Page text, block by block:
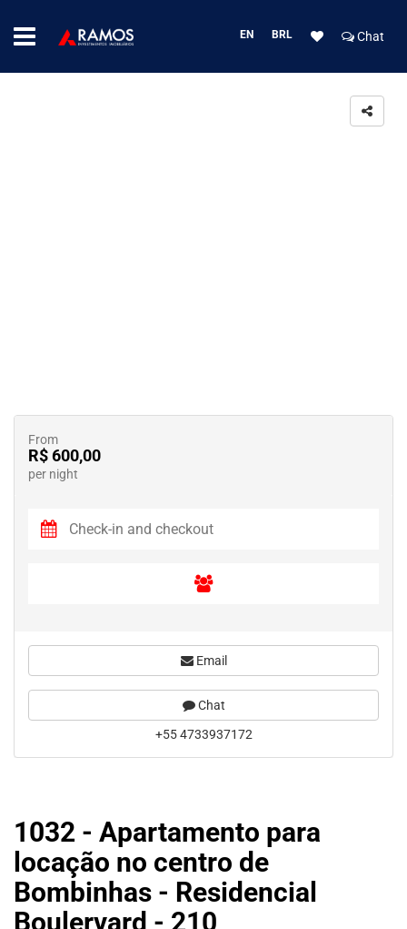
EN BRL Chat
1032 - Apartamento para
locação no centro de
Bombinhas - Residencial
Boulervard - 210
From
R$ 600,00
per night
Email
Chat
+55 4733937172